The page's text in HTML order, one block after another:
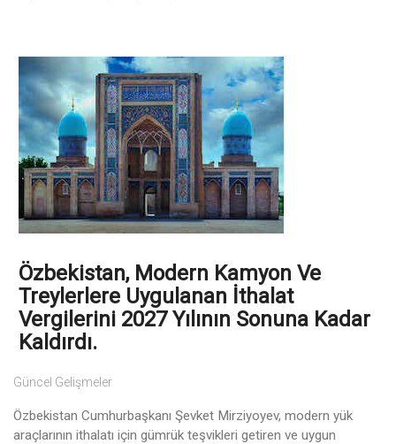
Özbekistan, Modern Kamyon Ve
Treylerlere Uygulanan İthalat
Vergilerini 2027 Yılının Sonuna Kadar
Kaldırdı.
Güncel Gelişmeler
Özbekistan Cumhurbaşkanı Şevket Mirziyoyev, modern yük
araçlarının ithalatı için gümrük teşvikleri getiren ve uygun